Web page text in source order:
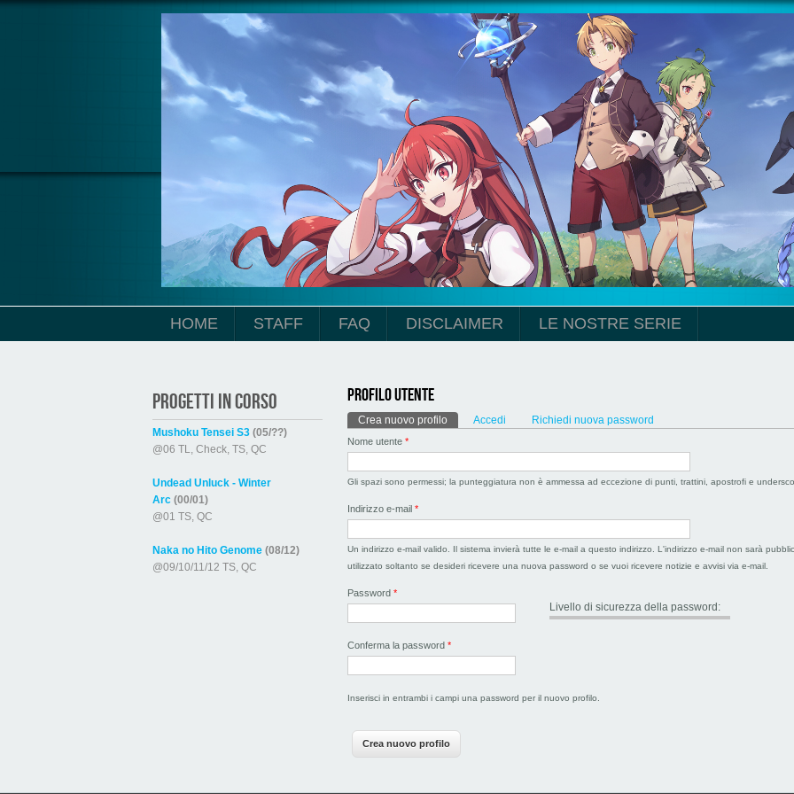
HOME STAFF FAQ DISCLAIMER LE NOSTRE SERIE
Profilo utente
Schede primarie
Crea nuovo profilo (scheda attiva)
Accedi Richiedi nuova password
Nome utente *
Gli spazi sono permessi; la punteggiatura non è ammessa ad eccezione di punti, trattini, apostrofi e
Indirizzo e-mail *
Un indirizzo e-mail valido. Il sistema invierà tutte le e-mail a questo indirizzo. L'indirizzo e-mail non sarà
utilizzato soltanto se desideri ricevere una nuova password o se vuoi ricevere notizie e avvisi via e-mail.
Livello di sicurezza della password:
Password *
Conferma la password *
Inserisci in entrambi i campi una password per il nuovo profilo.
PROGETTI IN CORSO
Mushoku Tensei S3 (05/??)
@06 TL, Check, TS, QC
Undead Unluck - Winter
Arc (00/01)
@01 TS, QC
Naka no Hito Genome (08/12)
@09/10/11/12 TS, QC